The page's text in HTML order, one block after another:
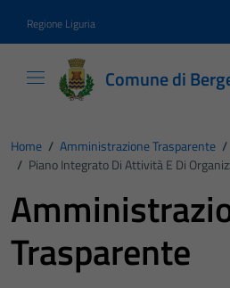
Regione Liguria
Comune di
Home / Amministrazione Trasparente /
/ Piano Integrato Di Attività E Di
Trasparente